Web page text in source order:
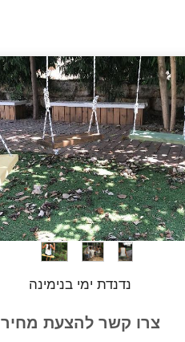
נדנדת ימי בנימינה
צרו קשר להצעת מחיר